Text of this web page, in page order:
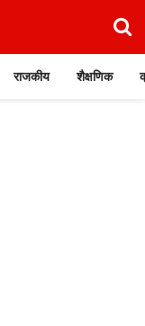
राजकीय शैक्षणिक